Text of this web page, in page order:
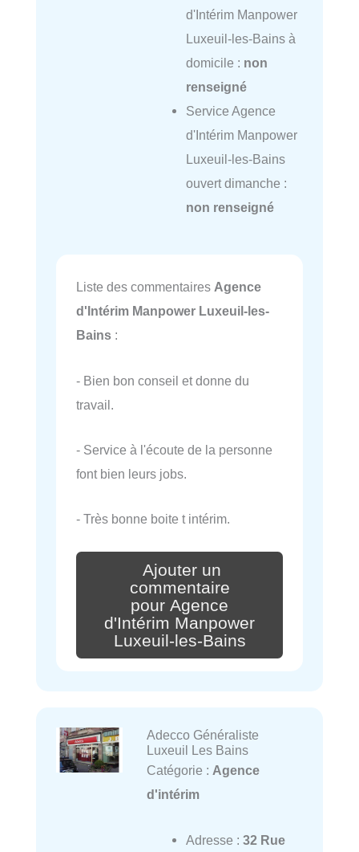
d'Intérim Manpower
Luxeuil-les-Bains à
domicile : non
renseigné
Service Agence
d'Intérim Manpower
Luxeuil-les-Bains
ouvert dimanche :
non renseigné
Liste des commentaires Agence
d'Intérim Manpower Luxeuil-les-
Bains :
- Bien bon conseil et donne du
travail.
- Service à l'écoute de la personne
font bien leurs jobs.
- Très bonne boite t intérim.
Ajouter un
commentaire
pour Agence
d'Intérim Manpower
Luxeuil-les-Bains
Adecco Généraliste
Luxeuil Les Bains
Catégorie : Agence
d'intérim
Adresse : 32 Rue